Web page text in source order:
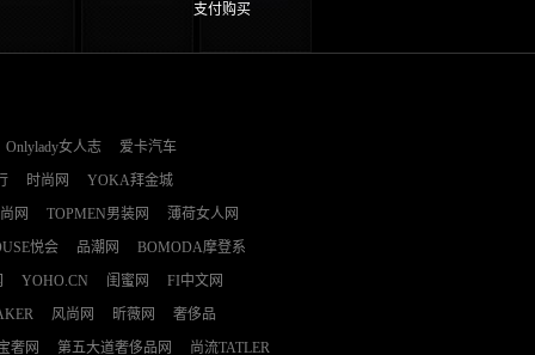
支付购买
Onlylady女人志
爱卡汽车
时尚网
YOKA拜金城
网 TOPMEN男装网
薄荷女人网
悦会 品潮网
BOMODA摩登系
YOHO.CN 闺蜜网
FI中文网
风尚网 昕薇网
奢侈品
奢网 第五大道奢侈品网 尚流TATLER